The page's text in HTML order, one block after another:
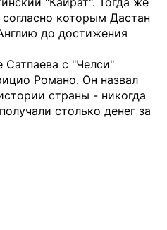
которым Дастан
до достижения
с "Челси"
Романо. Он назвал
страны - никогда
столько денег за